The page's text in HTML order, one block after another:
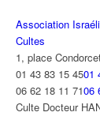
Association
Cultes
1, place
01 43 83 15 4501
06 62 18 11 7106
Culte Docteur